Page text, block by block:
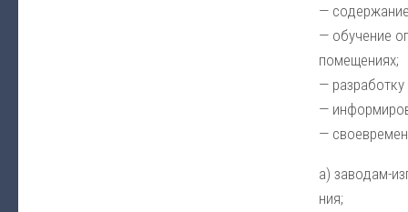
—
— обу­че­ние
по­ме­ще­ни­ях;
—
—
—
а) за­во­дам-
ния;